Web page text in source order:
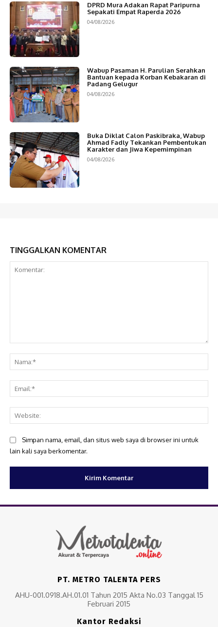
DPRD Mura Adakan Rapat Paripurna
Sepakati Empat Raperda 2026
04/08/2026
Wabup Pasaman H. Parulian Serahkan
Bantuan kepada Korban Kebakaran di
Padang Gelugur
04/08/2026
Buka Diklat Calon Paskibraka, Wabup
Ahmad Fadly Tekankan Pembentukan
Karakter dan Jiwa Kepemimpinan
04/08/2026
TINGGALKAN KOMENTAR
Simpan nama, email, dan situs web saya di browser ini untuk
lain kali saya berkomentar.
PT. METRO TALENTA PERS
AHU-001.0918.AH.01.01 Tahun 2015 Akta No.03 Tanggal 15
Februari 2015
Kantor Redaksi